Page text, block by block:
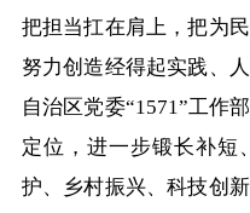
把担当扛在肩上，把为
努力创造经得起实践、
自治区党委“1571”工作
定位，进一步锻长补短
护、乡村振兴、科技创